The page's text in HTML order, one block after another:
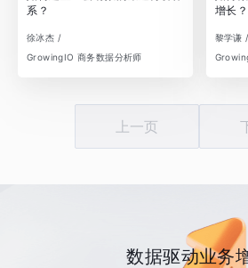
系？
徐冰杰 /
GrowingIO 商务数据分析师
增长？
黎学谦 /
上一页
数据驱动业务